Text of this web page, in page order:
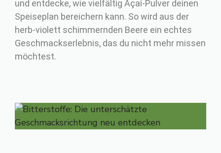
und entdecke, wie vielfältig Açaí-Pulver deinen
Speiseplan bereichern kann. So wird aus der
herb-violett schimmernden Beere ein echtes
Geschmackserlebnis, das du nicht mehr missen
möchtest.